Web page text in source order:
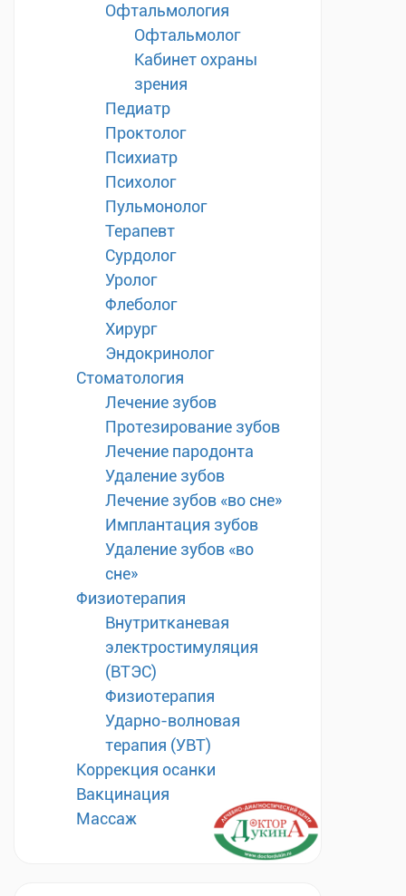
Офтальмология
Офтальмолог
Кабинет охраны
зрения
Педиатр
Проктолог
Психиатр
Психолог
Пульмонолог
Терапевт
Сурдолог
Уролог
Флеболог
Хирург
Эндокринолог
Стоматология
Лечение зубов
Протезирование зубов
Лечение пародонта
Удаление зубов
Лечение зубов «во сне»
Имплантация зубов
Удаление зубов «во
сне»
Физиотерапия
Внутритканевая
электростимуляция
(ВТЭС)
Физиотерапия
Ударно-волновая
терапия (УВТ)
Коррекция осанки
Вакцинация
Массаж